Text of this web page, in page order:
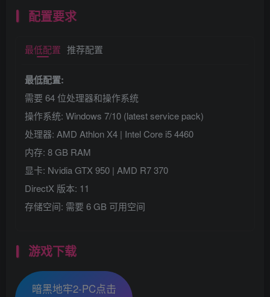
配置要求
最低配置 推荐配置
最低配置:
需要 64 位处理器和操作系统
操作系统: Windows 7/10 (latest service pack)
处理器: AMD Athlon X4 | Intel Core i5 4460
内存: 8 GB RAM
显卡: Nvidia GTX 950 | AMD R7 370
DirectX 版本: 11
存储空间: 需要 6 GB 可用空间
游戏下载
暗黑地牢2-PC点击